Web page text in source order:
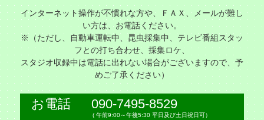
インターネット操作が不慣れな方や、ＦＡＸ、メールが難し
い方は、お電話ください。
※（ただし、自動車運転中、昆虫採集中、テレビ番組スタッ
フとの打ち合わせ、採集ロケ、
スタジオ収録中は電話に出れない場合がございますので、予
めご了承ください）
お電話 090-7495-8529
( 午前9:00～午後5:30 平日及び土日祝日可）